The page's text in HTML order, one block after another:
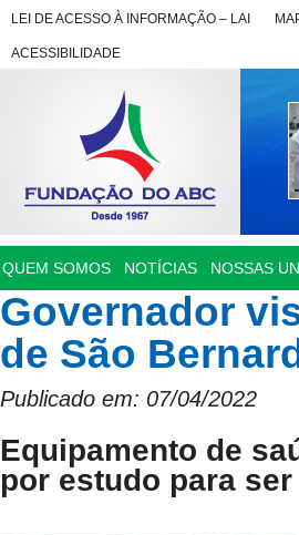
LEI DE ACESSO À INFORMAÇÃO – LAI
ACESSIBILIDADE
QUEM SOMOS NOTÍCIAS NOSSAS
Governador
de São
Publicado em: 07/04/2022
Equipamento de
por estudo para